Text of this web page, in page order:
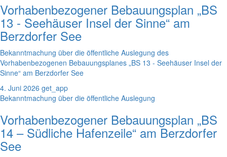
Vorhabenbezogener Bebauungsplan „BS
13 - Seehäuser Insel der Sinne“ am
Berzdorfer See
Bekanntmachung über die öffentliche Auslegung des
Vorhabenbezogenen Bebauungsplanes „BS 13 - Seehäuser Insel der
Sinne“ am Berzdorfer See
4. Juni 2026 get_app
Bekanntmachung über die öffentliche Auslegung
Vorhabenbezogener Bebauungsplan „BS
14 – Südliche Hafenzeile“ am Berzdorfer
See